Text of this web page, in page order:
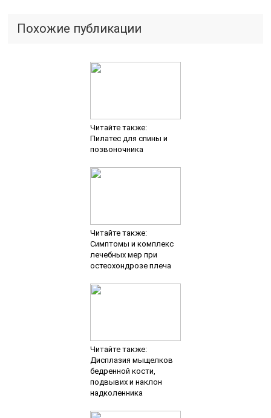
Похожие публикации
Читайте также:
Пилатес для спины и
позвоночника
Читайте также:
Симптомы и комплекс
лечебных мер при
остеохондрозе плеча
Читайте также:
Дисплазия мыщелков
бедренной кости,
подвывих и наклон
надколенника